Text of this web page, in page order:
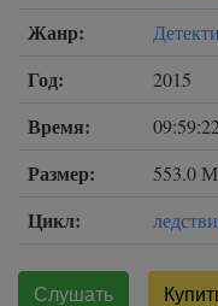
Жанр:
Год: 2015
Время:
Размер: 553.0
Цикл:
Слушать